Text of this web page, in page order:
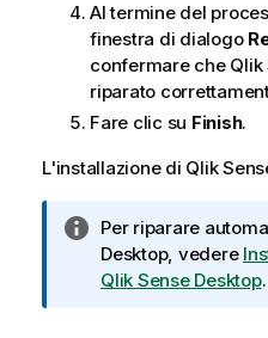
r
i
m
e
n
o
Al termine del
finestra di dialogo
confermare che Qlik
riparato
Fare clic su Finish.
L'installazione di Qlik
N
o
t
Per riparare
Desktop, vedere
Qlik Sense Desktop.